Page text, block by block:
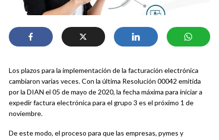
Los plazos para la implementación de la facturación electrónica
cambiaron varias veces. Con la última Resolución 00042 emitida
por la DIAN el 05 de mayo de 2020, la fecha máxima para iniciar a
expedir factura electrónica para el grupo 3 es el próximo 1 de
noviembre.
De este modo, el proceso para que las empresas, pymes y